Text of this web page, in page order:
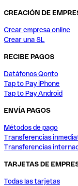
CREACIÓN DE
Crear empresa online
Crear una SL
RECIBE PAGOS
Datáfonos Qonto
Tap to Pay iPhone
Tap to Pay Android
ENVÍA PAGOS
Métodos de pago
Transferencias
Transferencias
TARJETAS DE
Todas las tarjetas